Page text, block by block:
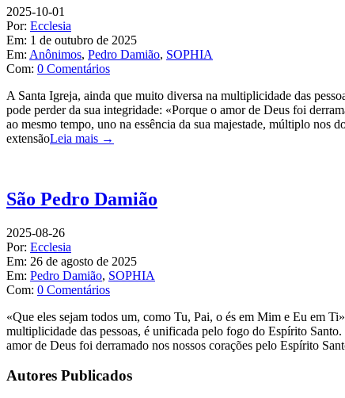
2025-10-01
Por: Ecclesia
Em: 1 de outubro de 2025
Em: Anônimos, Pedro Damião, SOPHIA
Com: 0 Comentários
A Santa Igreja, ainda que muito diversa na multiplicidade das
pode perder da sua integridade: «Porque o amor de Deus foi
ao mesmo tempo, uno na essência da sua majestade, múltiplo nos
extensãoLeia mais →
São Pedro Damião
2025-08-26
Por: Ecclesia
Em: 26 de agosto de 2025
Em: Pedro Damião, SOPHIA
Com: 0 Comentários
«Que eles sejam todos um, como Tu, Pai, o és em Mim e Eu em
multiplicidade das pessoas, é unificada pelo fogo do Espírito
amor de Deus foi derramado nos nossos corações pelo Espírito
Autores Publicados